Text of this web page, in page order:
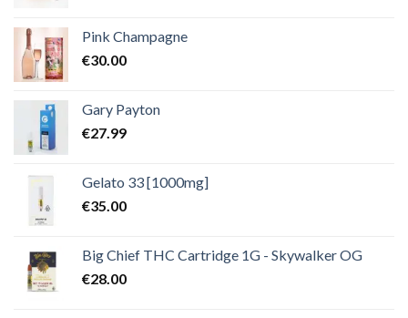
Pink Champagne
€30.00
Gary Payton
€27.99
Gelato 33 [1000mg]
€35.00
Big Chief THC Cartridge 1G - Skywalker OG
€28.00